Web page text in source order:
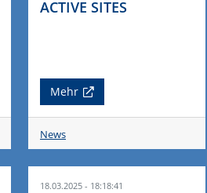
ACTIVE SITES
Mehr
News
18.03.2025 - 18:18:41